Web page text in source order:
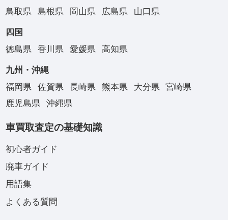
鳥取県
島根県 岡山県 広島県 山口県
四国
徳島県
香川県 愛媛県 高知県
九州・沖縄
福岡県
佐賀県 長崎県 熊本県 大分県
宮崎県
鹿児島県
沖縄県
車買取査定の基礎知識
初心者ガイド
廃車ガイド
用語集
よくある質問